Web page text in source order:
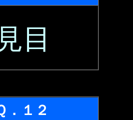
見目
．１２